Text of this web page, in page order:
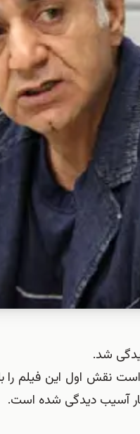
شد.
نقش اول این فیلم را
آسیب دیدگی شده است.